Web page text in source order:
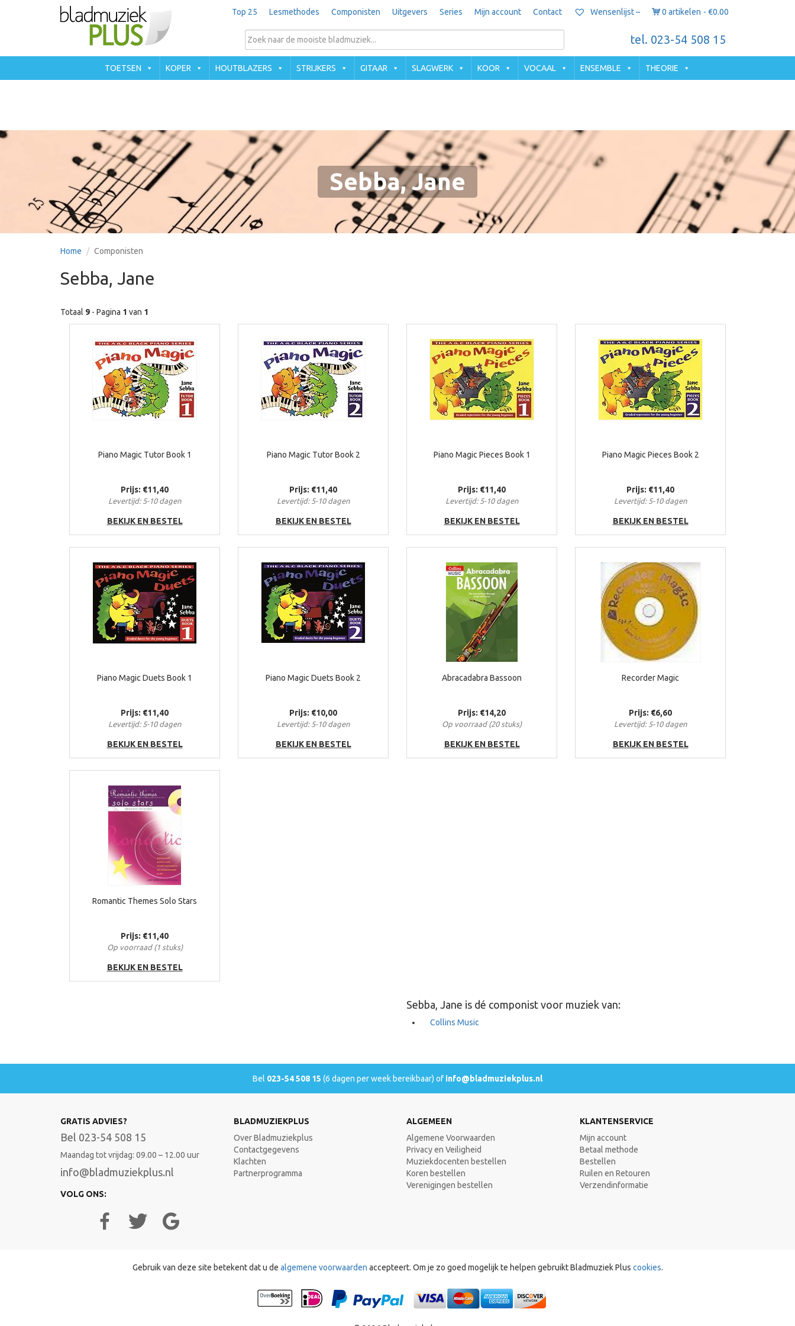
Top 25 Lesmethodes Componisten Uitgevers Series Mijn account Contact Wensenlijst – 0 artikelen €0.00
tel. 023-54 508 15
TOETSEN KOPER HOUTBLAZERS STRIJKERS GITAAR SLAGWERK KOOR VOCAAL ENSEMBLE THEORIE
Sebba, Jane
Home Componisten
Sebba, Jane
Totaal 9 - Pagina 1 van 1
Piano Magic Tutor Book 1
Prijs: €11,40
Levertijd: 5-10 dagen
BEKIJK EN BESTEL
Piano Magic Tutor Book 2
Prijs: €11,40
Levertijd: 5-10 dagen
BEKIJK EN BESTEL
Piano Magic Pieces Book 1
Prijs: €11,40
Levertijd: 5-10 dagen
BEKIJK EN BESTEL
Piano Magic Pieces Book 2
Prijs: €11,40
Levertijd: 5-10 dagen
BEKIJK EN BESTEL
Piano Magic Duets Book 1
Prijs: €11,40
Levertijd: 5-10 dagen
BEKIJK EN BESTEL
Piano Magic Duets Book 2
Prijs: €10,00
Levertijd: 5-10 dagen
BEKIJK EN BESTEL
Abracadabra Bassoon
Prijs: €14,20
Op voorraad (20 stuks)
BEKIJK EN BESTEL
Recorder Magic
Prijs: €6,60
Levertijd: 5-10 dagen
BEKIJK EN BESTEL
Romantic Themes Solo Stars
Prijs: €11,40
Op voorraad (1 stuks)
BEKIJK EN BESTEL
Sebba, Jane is dé componist voor muziek van:
Collins Music
Bel 023-54 508 15 (6 dagen per week bereikbaar) of info@bladmuziekplus.nl
GRATIS ADVIES?
Bel 023-54 508 15
Maandag tot vrijdag: 09.00 – 12.00 uur
info@bladmuziekplus.nl
VOLG ONS:
BLADMUZIEKPLUS
Over Bladmuziekplus
Contactgegevens
Klachten
Partnerprogramma
ALGEMEEN
Algemene Voorwaarden
Privacy en Veiligheid
Muziekdocenten bestellen
Koren bestellen
Verenigingen bestellen
KLANTENSERVICE
Mijn account
Betaal methode
Bestellen
Ruilen en Retouren
Verzendinformatie
Gebruik van deze site betekent dat u de algemene voorwaarden accepteert. Om je zo goed mogelijk te helpen gebruikt Bladmuziek Plus cookies.